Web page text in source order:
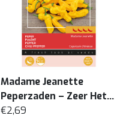
Madame Jeanette
Peperzaden – Zeer Hete
Surinaamse Chili 4/5
€2,69